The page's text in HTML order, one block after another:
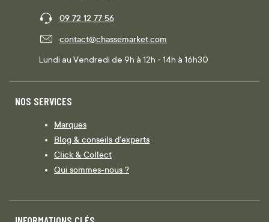
09 72 12 77 56
contact@chassemarket.com
Lundi au Vendredi de 9h à 12h - 14h à 16h30
NOS SERVICES
Marques
Blog & conseils d'experts
Click & Collect
Qui sommes-nous ?